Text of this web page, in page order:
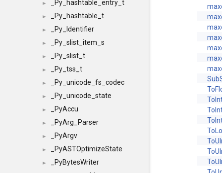
► _Py_hashtable_entry_t
► _Py_hashtable_t
► _Py_Identifier
► _Py_slist_item_s
► _Py_slist_t
► _Py_tss_t
► _Py_unicode_fs_codec
► _Py_unicode_state
► _PyAccu
► _PyArg_Parser
► _PyArgv
► _PyASTOptimizeState
►
_PyBytesWriter